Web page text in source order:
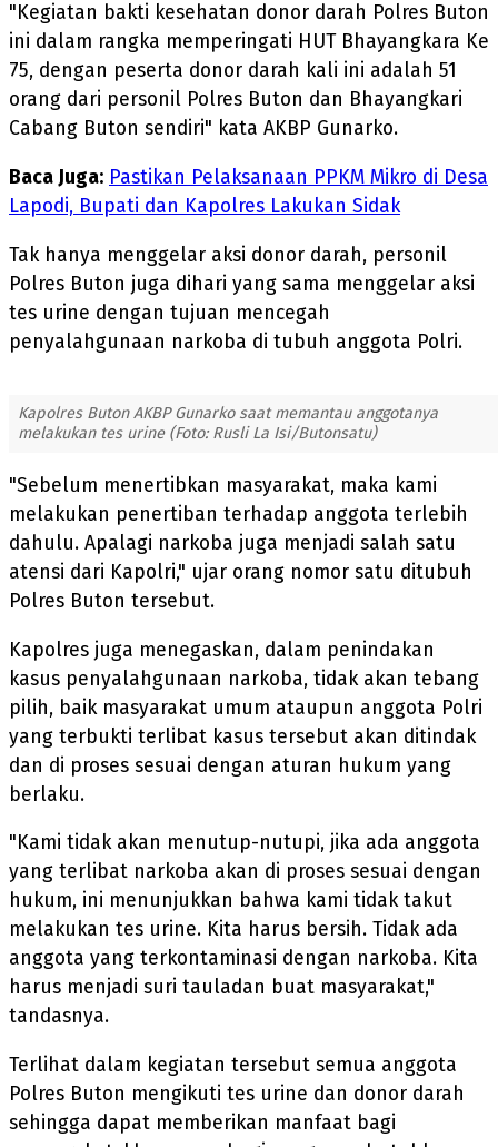
"Kegiatan bakti kesehatan donor darah Polres Buton
ini dalam rangka memperingati HUT Bhayangkara Ke
75, dengan peserta donor darah kali ini adalah 51
orang dari personil Polres Buton dan Bhayangkari
Cabang Buton sendiri" kata AKBP Gunarko.
Baca Juga: Pastikan Pelaksanaan PPKM Mikro di Desa
Lapodi, Bupati dan Kapolres Lakukan Sidak
Tak hanya menggelar aksi donor darah, personil
Polres Buton juga dihari yang sama menggelar aksi
tes urine dengan tujuan mencegah
penyalahgunaan narkoba di tubuh anggota Polri.
Kapolres Buton AKBP Gunarko saat memantau anggotanya
melakukan tes urine (Foto: Rusli La Isi/Butonsatu)
"Sebelum menertibkan masyarakat, maka kami
melakukan penertiban terhadap anggota terlebih
dahulu. Apalagi narkoba juga menjadi salah satu
atensi dari Kapolri," ujar orang nomor satu ditubuh
Polres Buton tersebut.
Kapolres juga menegaskan, dalam penindakan
kasus penyalahgunaan narkoba, tidak akan tebang
pilih, baik masyarakat umum ataupun anggota Polri
yang terbukti terlibat kasus tersebut akan ditindak
dan di proses sesuai dengan aturan hukum yang
berlaku.
"Kami tidak akan menutup-nutupi, jika ada anggota
yang terlibat narkoba akan di proses sesuai dengan
hukum, ini menunjukkan bahwa kami tidak takut
melakukan tes urine. Kita harus bersih. Tidak ada
anggota yang terkontaminasi dengan narkoba. Kita
harus menjadi suri tauladan buat masyarakat,"
tandasnya.
Terlihat dalam kegiatan tersebut semua anggota
Polres Buton mengikuti tes urine dan donor darah
sehingga dapat memberikan manfaat bagi